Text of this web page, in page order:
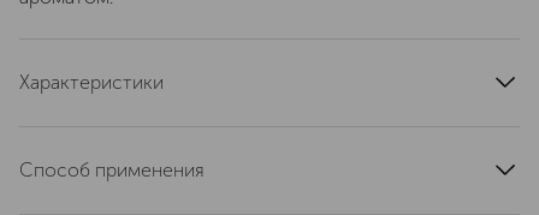
Характеристики
Способ применения